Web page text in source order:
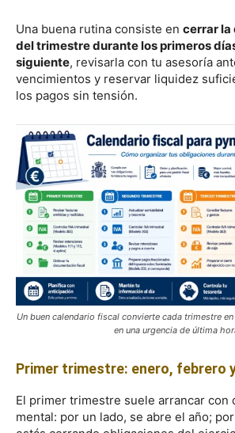
Una buena rutina consiste en cerrar la
del trimestre durante los primeros
siguiente, revisarla con tu asesoría
vencimientos y reservar liquidez
los pagos sin tensión.
Un buen calendario fiscal convierte cada trimestre
en una urgencia de última
Primer trimestre: enero, febrero
El primer trimestre suele arrancar con
mental: por un lado, se abre el año;